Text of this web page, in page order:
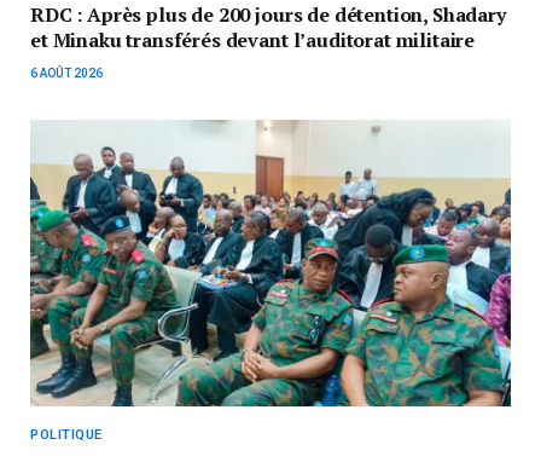
RDC : Après plus de 200 jours de détention, Shadary
et Minaku transférés devant l’auditorat militaire
6 AOÛT 2026
POLITIQUE